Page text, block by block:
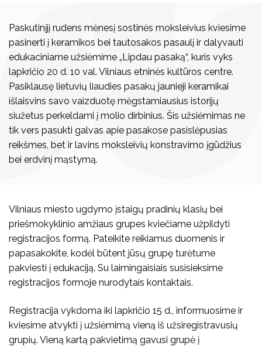
Paskutinįjį rudens mėnesį sostinės moksleivius kviesime
pasinerti į keramikos bei tautosakos pasaulį ir dalyvauti
edukaciniame užsiėmime „Lipdau pasaką“, kuris vyks
lapkričio 20 d. 10 val. Vilniaus etninės kultūros centre.
Pasiklausę lietuvių liaudies pasakų jaunieji keramikai
išlaisvins savo vaizduotę mėgstamiausius istorijų
siužetus perkeldami į molio dirbinius. Šis užsiėmimas ne
tik vers pasukti galvas apie pasakose pasislėpusias
reikšmes, bet ir lavins moksleivių konstravimo įgūdžius
bei erdvinį mąstymą.
Vilniaus miesto ugdymo įstaigų pradinių klasių bei
priešmokyklinio amžiaus grupes kviečiame užpildyti
registracijos formą. Pateikite reikiamus duomenis ir
papasakokite, kodėl būtent jūsų grupę turėtume
pakviesti į edukaciją. Su laimingaisiais susisieksime
registracijos formoje nurodytais kontaktais.
Registracija vykdoma iki lapkričio 15 d., informuosime ir
kviesime atvykti į užsiėmimą vieną iš užsiregistravusių
grupių. Vieną kartą pakvietimą gavusi grupė į